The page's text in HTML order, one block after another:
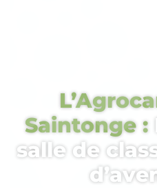
Saintonge :
salle de